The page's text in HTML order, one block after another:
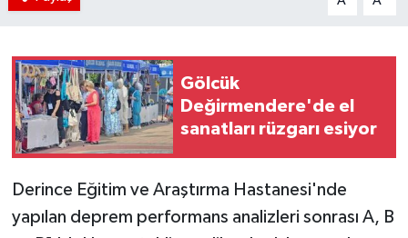
Gölcük
Değirmendere'de el
sanatları rüzgarı esiyor
Derince Eğitim ve Araştırma Hastanesi'nde
yapılan deprem performans analizleri sonrası A, B